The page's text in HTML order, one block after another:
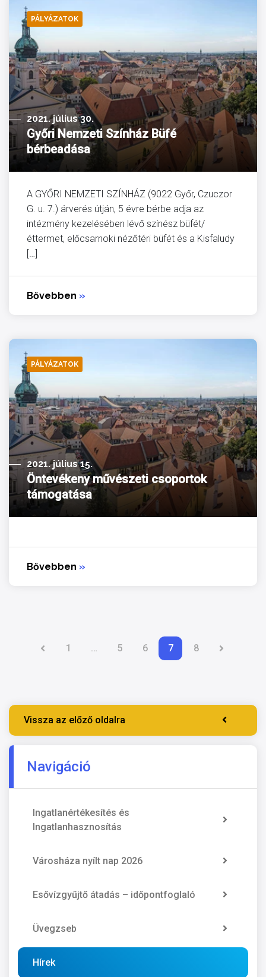
PÁLYÁZATOK
2021. július 30.
Győri Nemzeti Színház Büfé
bérbeadása
A GYŐRI NEMZETI SZÍNHÁZ (9022 Győr, Czuczor
G. u. 7.) árverés útján, 5 évre bérbe adja az
intézmény kezelésében lévő színész büfét/
éttermet, előcsarnoki nézőtéri büfét és a Kisfaludy
[…]
Bővebben »
PÁLYÁZATOK
2021. július 15.
Öntevékeny művészeti csoportok
támogatása
Bővebben »
1 … 5 6 7 8
Vissza az előző oldalra
Navigáció
Ingatlanértékesítés és
Ingatlanhasznosítás
Városháza nyílt nap 2026
Esővízgyűjtő átadás – időpontfoglaló
Üvegzseb
Hírek